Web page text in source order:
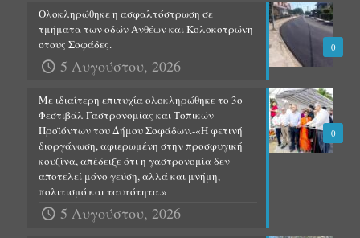
0
Ολοκληρώθηκε η ασφαλτόστρωση σε
τμήματα των οδών Ανθέων και Κολοκοτρώνη
στους Σοφάδες.
5 Αυγούστου, 2026
0
Με ιδιαίτερη επιτυχία ολοκληρώθηκε το 3ο
Φεστιβάλ Γαστρονομίας και Τοπικών
Προϊόντων του Δήμου Σοφάδων.-«Η φετινή
διοργάνωση, αφιερωμένη στην προσφυγική
κουζίνα, απέδειξε ότι η γαστρονομία δεν
αποτελεί μόνο γεύση, αλλά και μνήμη,
πολιτισμό και ταυτότητα.»
5 Αυγούστου, 2026